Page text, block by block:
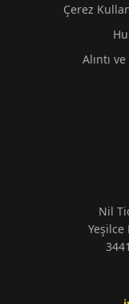
Çerez
Alıntı
Nil
Yeşilce